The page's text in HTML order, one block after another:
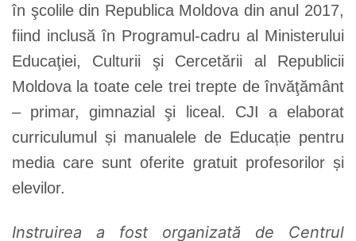
în şcolile din Republica Moldova din anul 2017,
fiind inclusă în Programul-cadru al Ministerului
Educaţiei, Culturii şi Cercetării al Republicii
Moldova la toate cele trei trepte de învăţământ
– primar, gimnazial şi liceal. CJI a elaborat
curriculumul și manualele de Educație pentru
media care sunt oferite gratuit profesorilor și
elevilor.
Instruirea a fost organizată de Centrul